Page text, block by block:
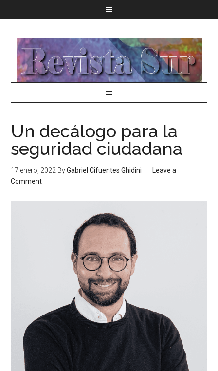
Un decálogo para la
seguridad ciudadana
17 enero, 2022 ByGabriel Cifuentes Ghidini
Leave a
Comment